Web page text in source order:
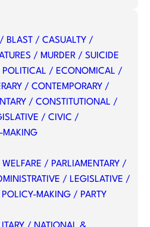
BLAST / CASUALTY /
/ MURDER / SUICIDE
POLITICAL / ECONOMICAL /
/ CONTEMPORARY /
/ CONSTITUTIONAL /
/ CIVIC /
MAKING
/ PARLIAMENTARY /
/ LEGISLATIVE /
MAKING / PARTY